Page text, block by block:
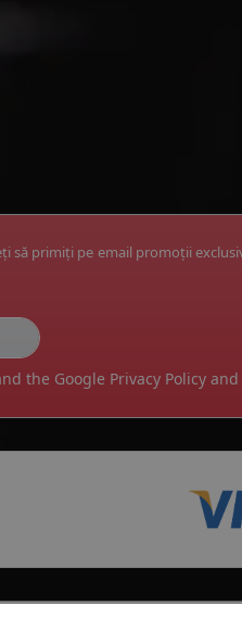
primiți pe email promoții
the Google Privacy Policy and